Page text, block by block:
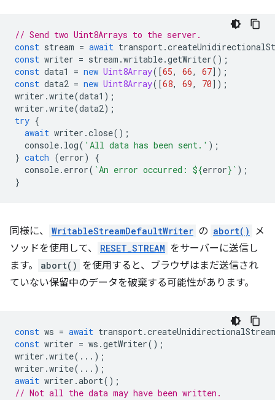
// Send two Uint8Arrays to the server.
const stream = await transport.
const writer = stream .writable.getWriter();
const data1 = new Uint8Array([65, 66, 67]);
const data2 = new Uint8Array([68, 69, 70]);
writer .write(data1 );
writer .write(data2);
try {
await writer .close();
console. log( 'All data has been sent.' );
} catch (error)
{
console. error( `An error occurred: ${error} ` );
}
同様に、 WritableStreamDefaultWriter の abort()
メ
ソッドを使用して、
RESET_STREAM をサーバーに送信し
ます。
abort() を使用すると、ブラウザはまだ送信され
ていない保留中のデータを破棄する可能性があります。
const ws = await transport.createUnidirectionalStream
const writer = ws .getWriter();
writer .write(...);
writer .write(...);
await writer .abort();
// Not all the data may have been written.